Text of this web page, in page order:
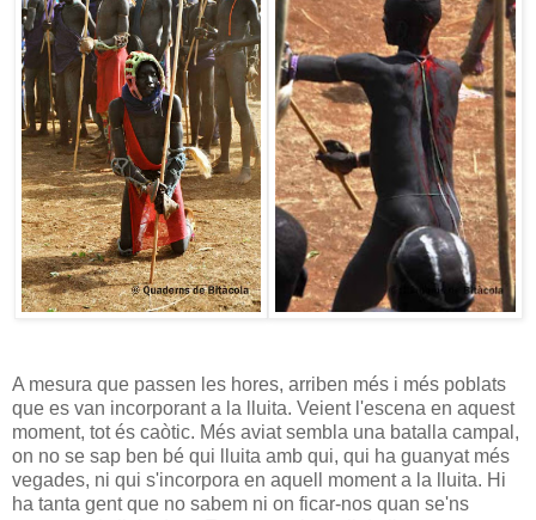
A mesura que passen les hores, arriben més i més poblats
que es van incorporant a la lluita. Veient l'escena en aquest
moment, tot és caòtic. Més aviat sembla una batalla campal,
on no se sap ben bé qui lluita amb qui, qui ha guanyat més
vegades, ni qui s'incorpora en aquell moment a la lluita. Hi
ha tanta gent que no sabem ni on ficar-nos quan se'ns